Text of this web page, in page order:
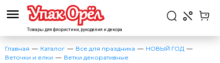
Товары для флористики, рукоделия и декора
Главная Каталог Все для праздника
НОВЫЙ ГОД
Веточки и елки
Ветки декоративные